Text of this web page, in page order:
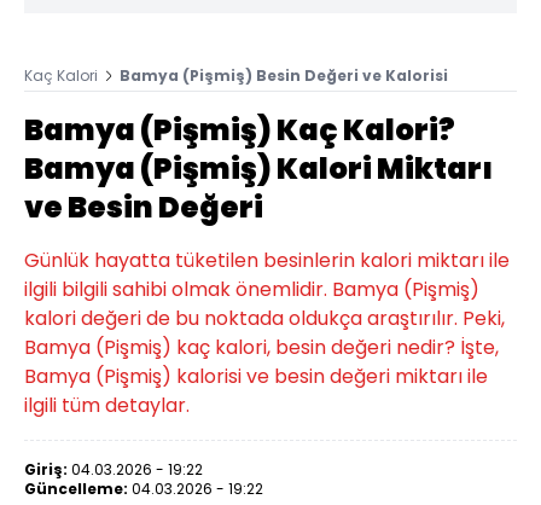
Kaç Kalori Bamya (Pişmiş) Besin Değeri ve Kalorisi
Bamya (Pişmiş) Kaç Kalori?
Bamya (Pişmiş) Kalori Miktarı
ve Besin Değeri
Günlük hayatta tüketilen besinlerin kalori miktarı ile
ilgili bilgili sahibi olmak önemlidir. Bamya (Pişmiş)
kalori değeri de bu noktada oldukça araştırılır. Peki,
Bamya (Pişmiş) kaç kalori, besin değeri nedir? İşte,
Bamya (Pişmiş) kalorisi ve besin değeri miktarı ile
ilgili tüm detaylar.
Giriş: 04.03.2026 - 19:22
Güncelleme: 04.03.2026 - 19:22